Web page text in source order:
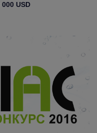
000 USD